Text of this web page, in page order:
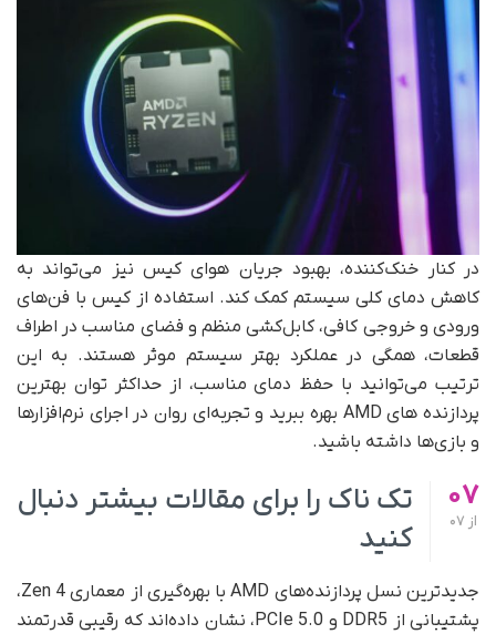
در کنار خنک‌کننده، بهبود جریان هوای کیس نیز می‌تواند به
کاهش دمای کلی سیستم کمک کند. استفاده از کیس با فن‌های
ورودی و خروجی کافی، کابل‌کشی منظم و فضای مناسب در اطراف
قطعات، همگی در عملکرد بهتر سیستم موثر هستند. به این
ترتیب می‌توانید با حفظ دمای مناسب، از حداکثر توان بهترین
پردازنده های AMD بهره ببرید و تجربه‌ای روان در اجرای نرم‌افزارها
و بازی‌ها داشته باشید.
07
از
تک ناک را برای مقالات بیشتر دنبال
کنید
جدیدترین نسل پردازنده‌های AMD با بهره‌گیری از معماری Zen 4،
پشتیبانی از DDR5 و PCIe 5.0، نشان داده‌اند که رقیبی قدرتمند